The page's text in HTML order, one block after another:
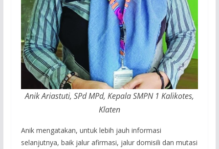
Anik Ariastuti, SPd MPd, Kepala SMPN 1 Kalikotes,
Klaten
Anik mengatakan, untuk lebih jauh informasi
selanjutnya, baik jalur afirmasi, jalur domisili dan mutasi